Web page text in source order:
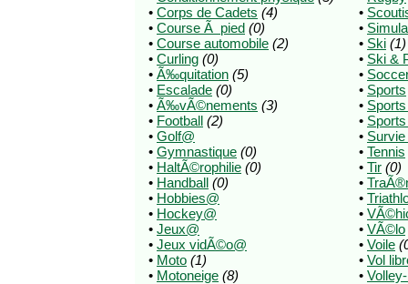
• Corps de Cadets (4)
• Course Ã pied (0)
• Course automobile (2)
• Curling (0)
• Ã‰quitation (5)
• Escalade (0)
• Ã‰vÃ©nements (3)
• Football (2)
• Golf@
• Gymnastique (0)
• HaltÃ©rophilie (0)
• Handball (0)
• Hobbies@
• Hockey@
• Jeux@
• Jeux vidÃ©o@
• Moto (1)
• Motoneige (8)
•
•
• Ski (1)
• Ski &
•
• Sports
•
•
• Survie
• Tennis
• Tir (0)
•
•
•
• VÃ©lo
• Voile
• Vol
•